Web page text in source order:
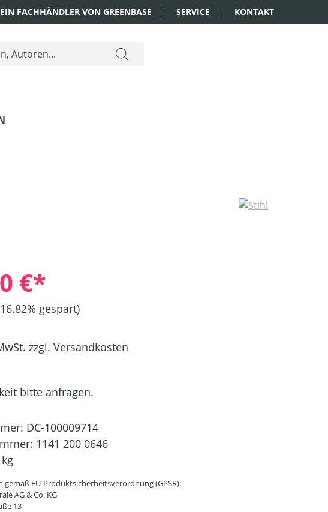
EIN FACHHÄNDLER VON GREENBASE SERVICE KONTAKT
€*
gespart)
zzgl. Versandkosten
bitte anfragen.
DC-100009714
1141 200 0646
gemäß EU-Produktsicherheitsverordnung (GPSR):
AG & Co. KG
13